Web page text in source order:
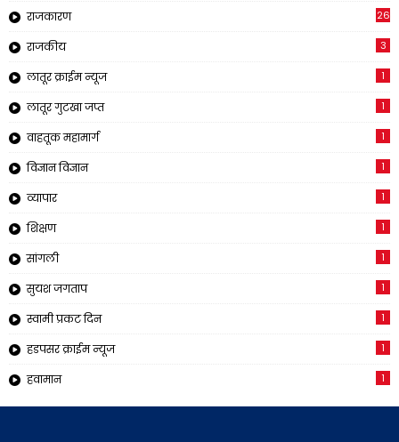
राजकारण 26
राजकीय 3
लातूर क्राईम न्यूज 1
लातूर गुटखा जप्त 1
वाहतूक महामार्ग 1
विज्ञान विज्ञान 1
व्यापार 1
शिक्षण 1
सांगली 1
सुयश जगताप 1
स्वामी प्रकट दिन 1
हडपसर क्राईम न्यूज 1
हवामान 1